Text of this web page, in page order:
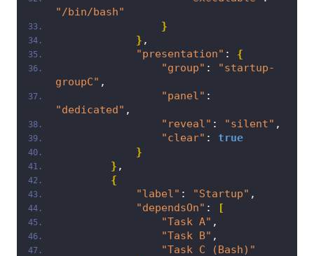
"/bin/bash"
}
} ,
"presentation" : {
"group" :
"startup-
groupC" ,
"panel"
"dedicated" ,
"reveal" : "silent" ,
"clear" : true
}
} ,
{
"label" : "Startup" ,
"dependsOn" :
[
"Task A" ,
"Task B" ,
"Task C (Bash)"